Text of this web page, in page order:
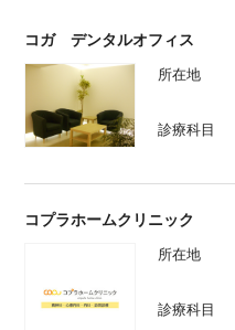
コガ デンタルオフィス
所在地
診療科目
コプラホームクリニック
所在地
診療科目